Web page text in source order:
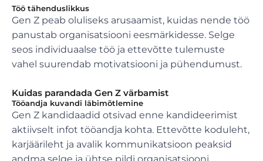
Töö tähenduslikkus
Gen Z peab oluliseks arusaamist, kuidas nende töö
panustab organisatsiooni eesmärkidesse. Selge
seos individuaalse töö ja ettevõtte tulemuste
vahel suurendab motivatsiooni ja pühendumust.
Kuidas parandada Gen Z värbamist
Tööandja kuvandi läbimõtlemine
Gen Z kandidaadid otsivad enne kandideerimist
aktiivselt infot tööandja kohta. Ettevõtte koduleht,
karjäärileht ja avalik kommunikatsioon peaksid
andma selge ja ühtse pildi organisatsiooni